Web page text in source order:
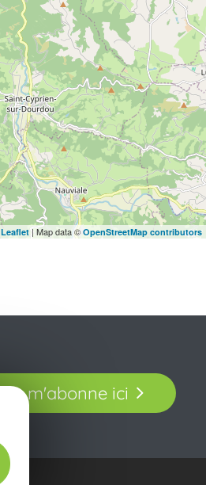
Leaflet| Map data © OpenStreetMap contributors
Je m'abonne ici